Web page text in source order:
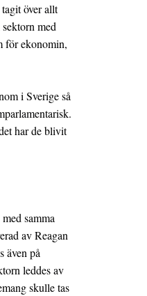
över allt
med
för ekonomin,
i Sverige så
har de blivit
samma
av Reagan
även på
leddes av
skulle tas